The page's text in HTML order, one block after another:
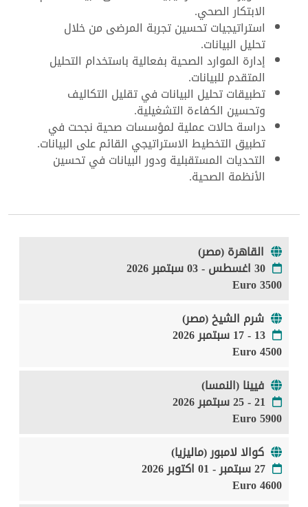
الابتكار الصحي.
استراتيجيات تحسين تجربة المرضى من خلال
تحليل البيانات.
إدارة الموارد الصحية بفعالية باستخدام التحليل
المتقدم للبيانات.
تطبيقات تحليل البيانات في تقليل التكاليف
وتحسين الكفاءة التشغيلية.
دراسة حالات عملية لمؤسسات صحية نجحت في
تطبيق التخطيط الاستراتيجي القائم على البيانات.
التحديات المستقبلية ودور البيانات في تحسين
الأنظمة الصحية.
القاهرة (مصر)
30 اغسطس - 03 سبتمبر 2026
3500 Euro
شرم الشيخ (مصر)
13 - 17 سبتمبر 2026
4500 Euro
فيينا (النمسا)
21 - 25 سبتمبر 2026
5900 Euro
كوالا لامبور (ماليزيا)
27 سبتمبر - 01 اكتوبر 2026
4600 Euro